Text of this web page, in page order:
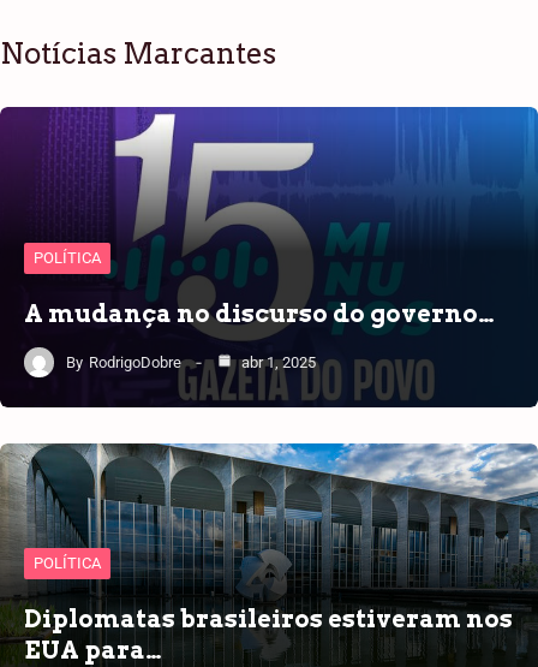
Notícias Marcantes
POLÍTICA
A mudança no discurso do governo…
By RodrigoDobre abr 1, 2025
POLÍTICA
Diplomatas brasileiros estiveram nos
EUA para…